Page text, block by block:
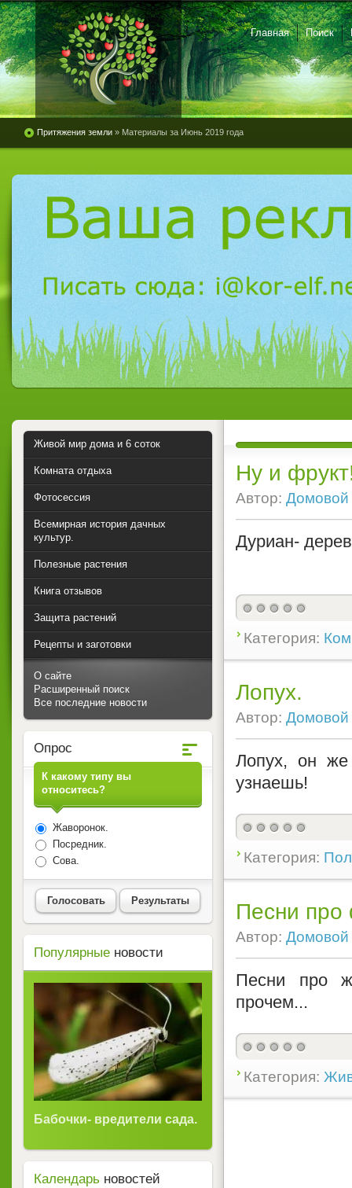
Главная Поиск
Притяжения земли » Материалы за Июнь 2019 года
Ну и
Автор: Домовой
Дуриан-
Категория:
Лопух.
Автор: Домовой
Лопух, он же
узнаешь!
Категория:
Песни про
Автор: Домовой
Песни про
прочем...
Категория:
Живой мир дома и 6 соток
Комната отдыха
Фотосессия
Всемирная история дачных
культур.
Полезные растения
Книга отзывов
Защита растений
Рецепты и заготовки
О сайте
Расширенный поиск
Все последние новости
Опрос
К какому типу вы
относитесь?
Жаворонок.
Посредник.
Сова.
Голосовать Результаты
Популярные новости
Бабочки- вредители сада.
Календарь новостей